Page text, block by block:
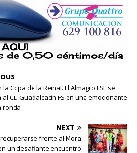
la Copa de la Reina!. El Almagro FSF se
CD Guadalcacín FS en una emocionante
ronda
NEXT
recuperarse frente al Mora
un desafiante encuentro